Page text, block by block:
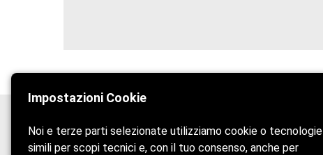
Impostazioni Cookie
Noi e terze parti selezionate utilizziamo cookie o tecnologie
simili per scopi tecnici e, con il tuo consenso, anche per